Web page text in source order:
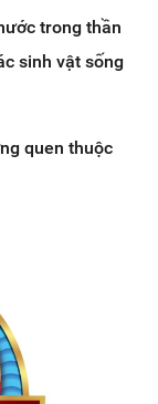
trong thần
sinh vật sống
quen thuộc